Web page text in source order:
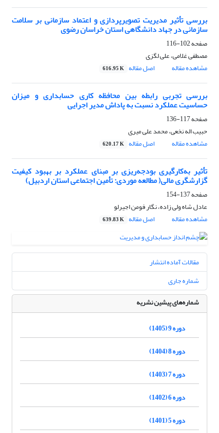
بررسی تأثیر مدیریت تصویرپردازی و اعتماد سازمانی بر سلامت
سازمانی در جهاد دانشگاهی استان خراسان رضوی
صفحه102-116
مصطفی غلامی، علی لگزی
مشاهده مقاله
اصل مقاله 616.95 K
بررسی تجربی رابطه بین محافظه کاری حسابداری و میزان
حساسیت عملکرد نسبت به پاداش مدیر اجرایی
صفحه117-136
حبیب اله نخعی، محمد علی میری
مشاهده مقاله
اصل مقاله 620.17 K
تأثیر به‌کارگیری بودجه‌ریزی بر مبنای عملکرد بر بهبود کیفیت
گزارشگری مالی( مطالعه موردی: تأمین اجتماعی استان اردبیل)
صفحه137-154
عادل شاه ولی زاده، نگار فومن اجیرلو
مشاهده مقاله
اصل مقاله 639.83 K
مقالات آماده انتشار
شماره جاری
شماره‌های پیشین نشریه
دوره 9 (1405)
دوره 8 (1404)
دوره 7 (1403)
دوره 6 (1402)
دوره 5 (1401)